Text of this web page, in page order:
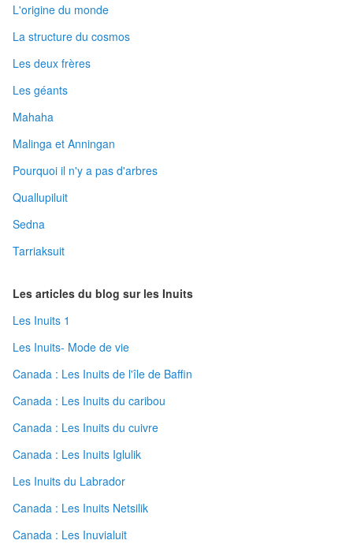
L'origine du monde
La structure du cosmos
Les deux frères
Les géants
Mahaha
Malinga et Anningan
Pourquoi il n'y a pas d'arbres
Quallupiluit
Sedna
Tarriaksuit
Les articles du blog sur les Inuits
Les Inuits 1
Les Inuits- Mode de vie
Canada : Les Inuits de l'île de Baffin
Canada : Les Inuits du caribou
Canada : Les Inuits du cuivre
Canada : Les Inuits Iglulik
Les Inuits du Labrador
Canada : Les Inuits Netsilik
Canada : Les Inuvialuit